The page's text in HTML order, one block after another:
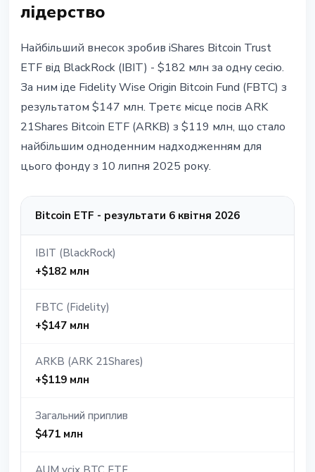
лідерство
Найбільший внесок зробив iShares Bitcoin Trust
ETF від BlackRock (IBIT) - $182 млн за одну сесію.
За ним іде Fidelity Wise Origin Bitcoin Fund (FBTC) з
результатом $147 млн. Третє місце посів ARK
21Shares Bitcoin ETF (ARKB) з $119 млн, що стало
найбільшим одноденним надходженням для
цього фонду з 10 липня 2025 року.
Bitcoin ETF - результати 6 квітня 2026
IBIT (BlackRock)
+$182 млн
FBTC (Fidelity)
+$147 млн
ARKB (ARK 21Shares)
+$119 млн
Загальний приплив
$471 млн